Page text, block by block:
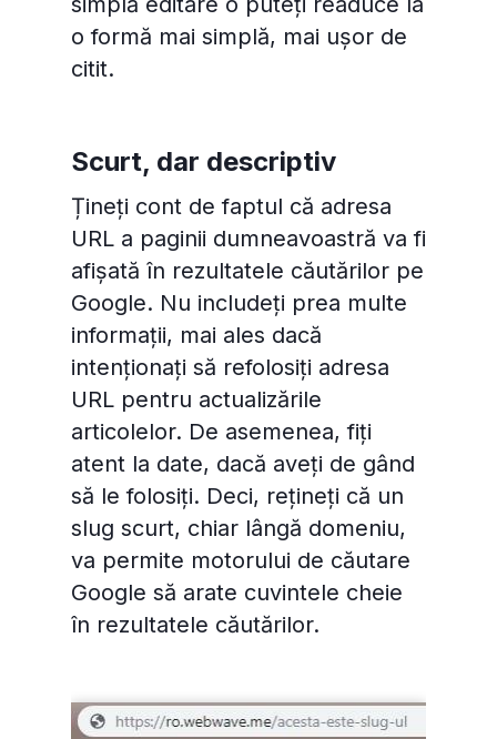
o formă mai simplă, mai ușor de
citit.
Scurt, dar descriptiv
Țineți cont de faptul că adresa
URL a paginii dumneavoastră va fi
afișată în rezultatele căutărilor pe
Google. Nu includeți prea multe
informații, mai ales dacă
intenționați să refolosiți adresa
URL pentru actualizările
articolelor. De asemenea, fiți
atent la date, dacă aveți de gând
să le folosiți. Deci, rețineți că un
slug scurt, chiar lângă domeniu,
va permite motorului de căutare
Google să arate cuvintele cheie
în rezultatele căutărilor.